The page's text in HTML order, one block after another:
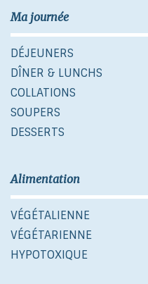
Ma journée
DÉJEUNERS
DÎNER & LUNCHS
COLLATIONS
SOUPERS
DESSERTS
Alimentation
VÉGÉTALIENNE
VÉGÉTARIENNE
HYPOTOXIQUE